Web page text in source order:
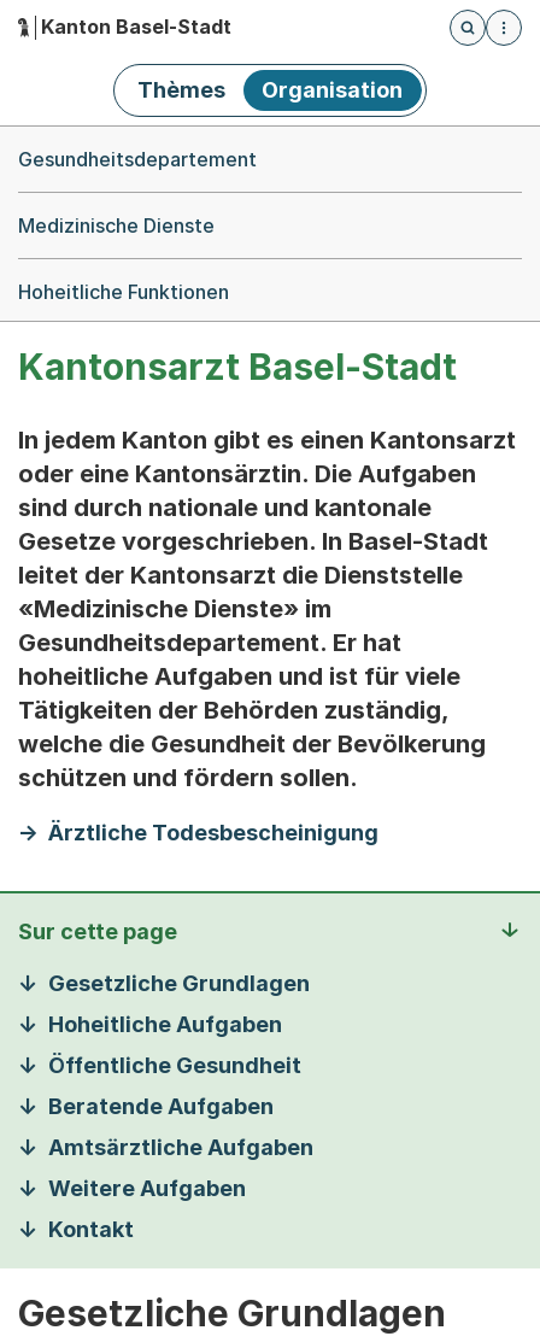
Hauptnavigation
Kanton Basel-Stadt
Öffnet
Thèmes Organisation
Gesundheitsdepartement
Medizinische Dienste
Hoheitliche Funktionen
Kantonsarzt Basel-Stadt
In jedem Kanton gibt es einen Kantonsarzt
oder eine Kantonsärztin. Die Aufgaben
sind durch nationale und kantonale
Gesetze vorgeschrieben. In Basel-Stadt
leitet der Kantonsarzt die Dienststelle
«Medizinische Dienste» im
Gesundheitsdepartement. Er hat
hoheitliche Aufgaben und ist für viele
Tätigkeiten der Behörden zuständig,
welche die Gesundheit der Bevölkerung
schützen und fördern sollen.
Ärztliche Todesbescheinigung
Sur cette page
Gesetzliche Grundlagen
Hoheitliche Aufgaben
Öffentliche Gesundheit
Beratende Aufgaben
Amtsärztliche Aufgaben
Weitere Aufgaben
Kontakt
Gesetzliche Grundlagen